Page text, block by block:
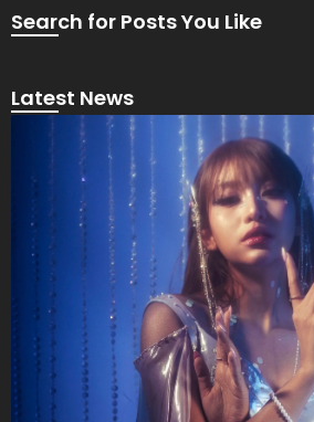
Search for Posts You Like
Latest News